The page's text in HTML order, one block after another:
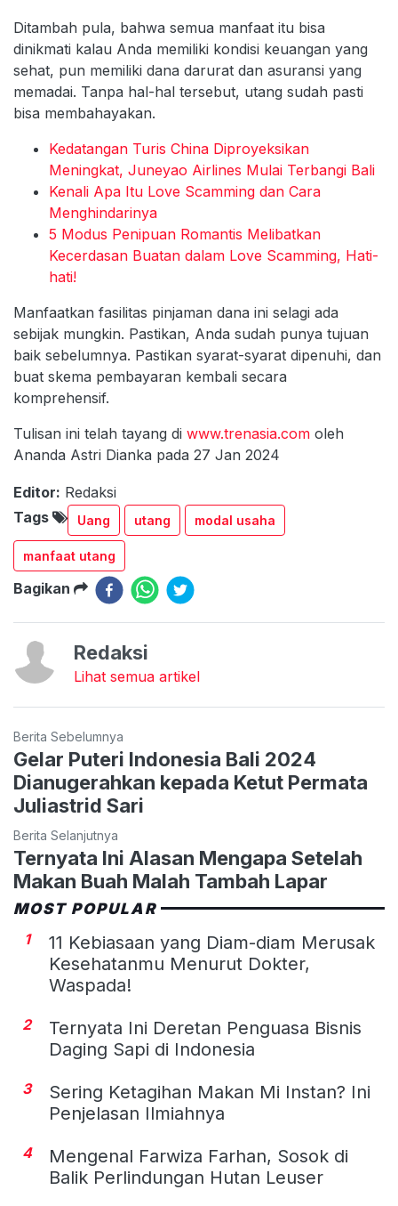
Ditambah pula, bahwa semua manfaat itu bisa
dinikmati kalau Anda memiliki kondisi keuangan yang
sehat, pun memiliki dana darurat dan asuransi yang
memadai. Tanpa hal-hal tersebut, utang sudah pasti
bisa membahayakan.
Kedatangan Turis China Diproyeksikan
Meningkat, Juneyao Airlines Mulai Terbangi Bali
Kenali Apa Itu Love Scamming dan Cara
Menghindarinya
5 Modus Penipuan Romantis Melibatkan
Kecerdasan Buatan dalam Love Scamming, Hati-
hati!
Manfaatkan fasilitas pinjaman dana ini selagi ada
sebijak mungkin. Pastikan, Anda sudah punya tujuan
baik sebelumnya. Pastikan syarat-syarat dipenuhi, dan
buat skema pembayaran kembali secara
komprehensif.
Tulisan ini telah tayang di www.trenasia.com oleh
Ananda Astri Dianka pada 27 Jan 2024
Editor: Redaksi
Tags
Uang utang modal usaha
manfaat utang
Bagikan
Redaksi
Lihat semua artikel
Berita Sebelumnya
Gelar Puteri Indonesia Bali 2024
Dianugerahkan kepada Ketut Permata
Juliastrid Sari
Berita Selanjutnya
Ternyata Ini Alasan Mengapa Setelah
Makan Buah Malah Tambah Lapar
MOST POPULAR
1
11 Kebiasaan yang Diam-diam Merusak
Kesehatanmu Menurut Dokter,
Waspada!
2
Ternyata Ini Deretan Penguasa Bisnis
Daging Sapi di Indonesia
3
Sering Ketagihan Makan Mi Instan? Ini
Penjelasan Ilmiahnya
4
Mengenal Farwiza Farhan, Sosok di
Balik Perlindungan Hutan Leuser